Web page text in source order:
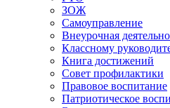
ЗОЖ
Самоуправление
Внеурочная
Классному
Книга достижений
Совет профилактики
Правовое воспитание
Патриотическое